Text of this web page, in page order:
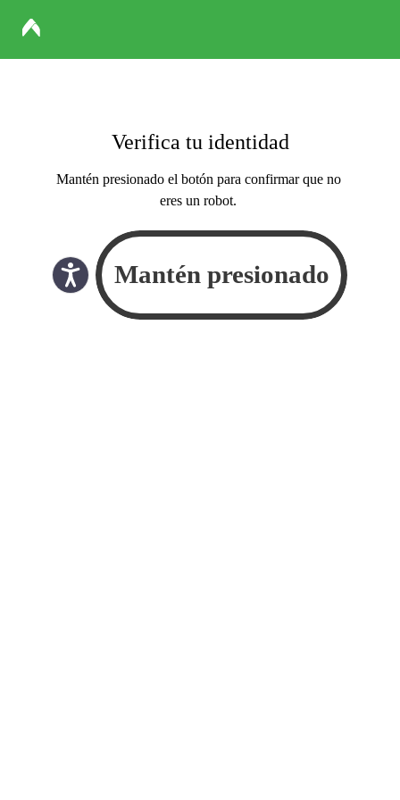
Verifica tu identidad
Mantén presionado el botón para confirmar que no
eres un robot.